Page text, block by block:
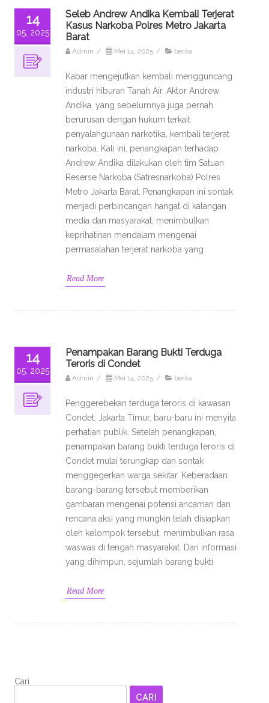
14
05, 2025
Seleb Andrew Andika Kembali Terjerat
Kasus Narkoba Polres Metro Jakarta
Barat
Admin / Mei 14, 2025 / berita
Kabar mengejutkan kembali mengguncang
industri hiburan Tanah Air. Aktor Andrew
Andika, yang sebelumnya juga pernah
berurusan dengan hukum terkait
penyalahgunaan narkotika, kembali terjerat
narkoba. Kali ini, penangkapan terhadap
Andrew Andika dilakukan oleh tim Satuan
Reserse Narkoba (Satresnarkoba) Polres
Metro Jakarta Barat. Penangkapan ini sontak
menjadi perbincangan hangat di kalangan
media dan masyarakat, menimbulkan
keprihatinan mendalam mengenai
permasalahan terjerat narkoba yang
Read More
14
05, 2025
Penampakan Barang Bukti Terduga
Teroris di Condet
Admin / Mei 14, 2025 / berita
Penggerebekan terduga teroris di kawasan
Condet, Jakarta Timur, baru-baru ini menyita
perhatian publik. Setelah penangkapan,
penampakan barang bukti terduga teroris di
Condet mulai terungkap dan sontak
menggegerkan warga sekitar. Keberadaan
barang-barang tersebut memberikan
gambaran mengenai potensi ancaman dan
rencana aksi yang mungkin telah disiapkan
oleh kelompok tersebut, menimbulkan rasa
waswas di tengah masyarakat. Dari informasi
yang dihimpun, sejumlah barang bukti
Read More
Cari
CARI